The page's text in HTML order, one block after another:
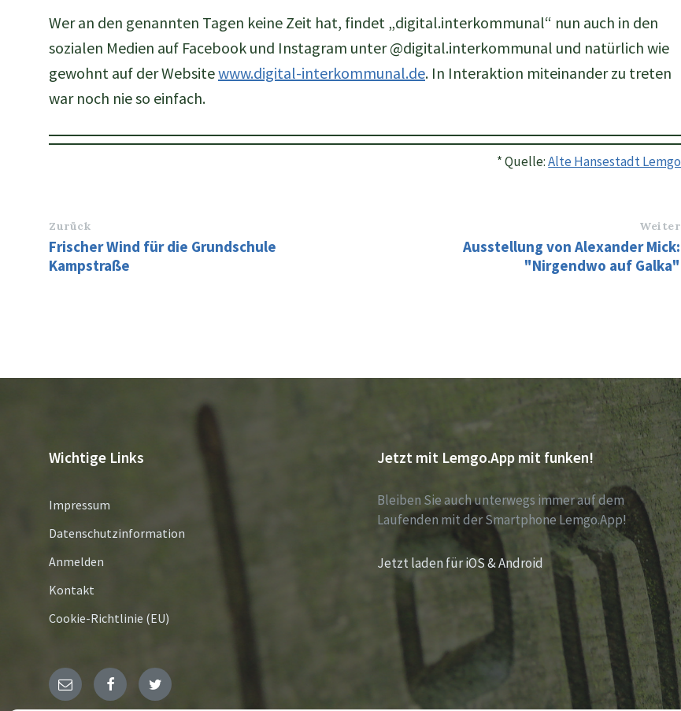
Wer an den genannten Tagen keine Zeit hat, findet „digital.interkommunal“ nun auch in den
sozialen Medien auf Facebook und Instagram unter @digital.interkommunal und natürlich wie
gewohnt auf der Websitewww.digital-interkommunal.de. In Interaktion miteinander zu treten
war noch nie so einfach.
* Quelle:Alte Hansestadt Lemgo
Zurück
Frischer Wind für die Grundschule
Kampstraße
Weiter
Ausstellung von Alexander Mick:
"Nirgendwo auf Galka"
Wichtige Links
Impressum
Datenschutzinformation
Anmelden
Kontakt
Cookie-Richtlinie (EU)
Jetzt mit Lemgo.App mit funken!
Bleiben Sie auch unterwegs immer auf dem
Laufenden mit der Smartphone Lemgo.App!
Jetzt laden für iOS & Android
E- FacebookTwitter